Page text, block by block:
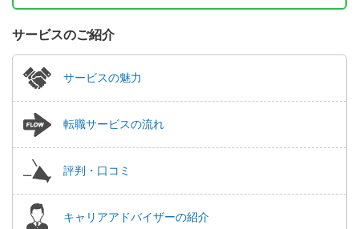
サービスのご紹介
サービスの魅力
転職サービスの流れ
評判・口コミ
キャリアアドバイザーの紹介